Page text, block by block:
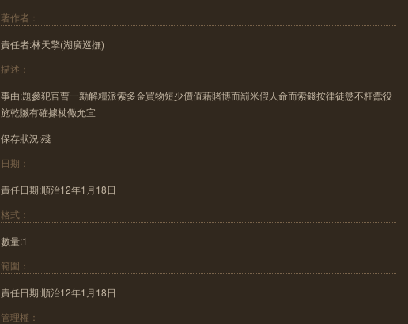
著作者：
責任者:林天擎(湖廣巡撫)
描述：
事由:題參犯官曹一勷解糧派索多金買物短少價值藉賭博而罰米假人命而索錢按律徒懲不枉蠹役
施乾贓有確據杖儆允宜
保存狀況:殘
日期：
責任日期:順治12年1月18日
格式：
數量:1
範圍：
責任日期:順治12年1月18日
管理權：